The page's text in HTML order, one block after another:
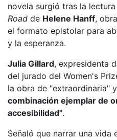
novela surgió tras la
Road de Helene Hanff,
el formato epistolar para
y la esperanza.
Julia Gillard, expresidenta
del jurado del Women's
la obra de "extraordinaria"
combinación ejemplar de
accesibilidad".
Señaló que narrar una vida